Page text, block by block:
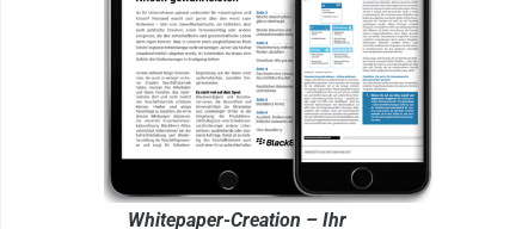
Whitepaper-Creation – Ihr